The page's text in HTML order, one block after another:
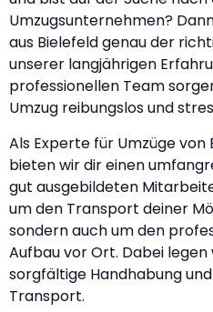
Umzugsunternehmen?
aus Bielefeld genau der
unserer langjährigen
professionellen Team
Umzug reibungslos und
Als Experte für Umzüge
bieten wir dir einen
gut ausgebildeten
um den Transport deiner
sondern auch um den
Aufbau vor Ort. Dabei
sorgfältige Handhabung
Transport.